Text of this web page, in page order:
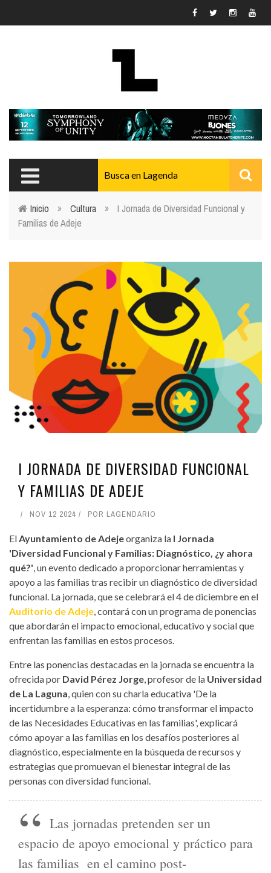
Usted está aquí
Inicio » Cultura »
I Jornada de Diversidad Funcional y
Familias de Adeje
I JORNADA DE DIVERSIDAD FUNCIONAL
Y FAMILIAS DE ADEJE
NOV 12 2024 POR LAGENDARIO
ElAyuntamiento de Adejeorganiza la I Jornada
'Diversidad Funcional y Familias: Diagnóstico, ¿y ahora
qué?', un evento dedicado a proporcionar herramientas y
apoyo a las familias tras recibir un diagnóstico de diversidad
funcional. La jornada, que se celebrará el 4 de diciembre en el
Auditorio de Adeje, contará con un programa de ponencias
que abordarán el impacto emocional, educativo y social que
enfrentan las familias en estos procesos.
Entre las ponencias destacadas en la jornada se encuentra la
ofrecida por David Pérez Jorge, profesor de la Universidad
de La Laguna, quien con su charla educativa 'De la
incertidumbre a la esperanza: cómo transformar el impacto
de las Necesidades Educativas en las familias', explicará
cómo apoyar a las familias en los desafíos posteriores al
diagnóstico, especialmente en la búsqueda de recursos y
estrategias que promuevan el bienestar integral de las
personas con diversidad funcional.
Las jornadas pretenden ser un
espacio de apoyo emocional y práctico para
las familias en el camino post-